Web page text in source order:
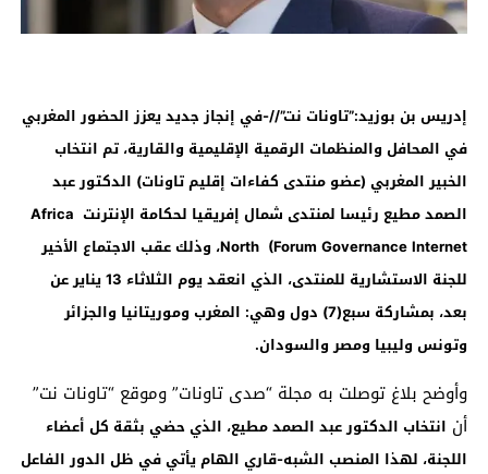
إدريس بن بوزيد:”تاونات نت”//-في إنجاز جديد يعزز الحضور المغربي
في المحافل والمنظمات الرقمية الإقليمية والقارية، تم انتخاب
الخبير المغربي (عضو منتدى كفاءات إقليم تاونات) الدكتور عبد
الصمد مطيع رئيسا لمنتدى شمال إفريقيا لحكامة الإنترنت Africa
North (Forum Governance Internet، وذلك عقب الاجتماع الأخير
للجنة الاستشارية للمنتدى، الذي انعقد يوم الثلاثاء 13 يناير عن
بعد، بمشاركة سبع(7) دول وهي: المغرب وموريتانيا والجزائر
وتونس وليبيا ومصر والسودان.
وأوضح بلاغ توصلت به مجلة “صدى تاونات” وموقع “تاونات نت”
أن انتخاب الدكتور عبد الصمد مطيع، الذي حضي بثقة كل أعضاء
اللجنة، لهذا المنصب الشبه-قاري الهام يأتي في ظل الدور الفاعل